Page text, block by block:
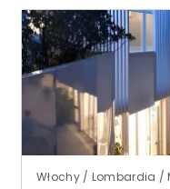
Włochy / Lombardia /